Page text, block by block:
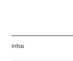
Infos